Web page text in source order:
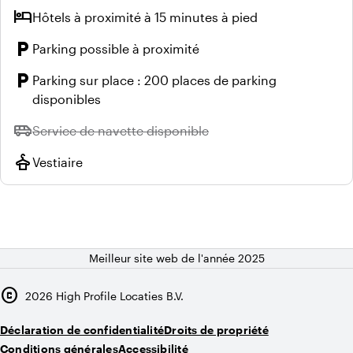
hotelHôtels à proximité à 15 minutes à pied
local_parking Parking possible à proximité
local_parking Parking sur place : 200 places de parking
disponibles
airport_shuttleIndisponible :
Service de navette disponible
stylerVestiaire
Meilleur site web de l'année 2025
copyright 2026 High Profile Locaties B.V.
Déclaration de confidentialitéDroits de propriété
Conditions généralesAccessibilité